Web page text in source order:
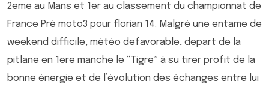
2eme au Mans et 1er au classement du championnat de
France Pré moto3 pour florian 14. Malgré une entame de
weekend difficile, météo defavorable, depart de la
pitlane en 1ere manche le “Tigre” à su tirer profit de la
bonne énergie et de l’évolution des échanges entre lui